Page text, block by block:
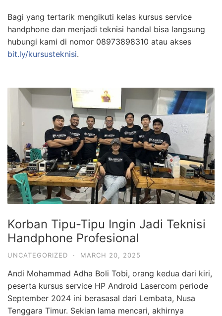
Bagi yang tertarik mengikuti kelas kursus service
handphone dan menjadi teknisi handal bisa langsung
hubungi kami di nomor 08973898310 atau akses
bit.ly/kursusteknisi.
Korban Tipu-Tipu Ingin Jadi Teknisi
Handphone Profesional
UNCATEGORIZED · MARCH 20, 2025
Andi Mohammad Adha Boli Tobi, orang kedua dari kiri,
peserta kursus service HP Android Lasercom periode
September 2024 ini berasasal dari Lembata, Nusa
Tenggara Timur. Sekian lama mencari, akhirnya